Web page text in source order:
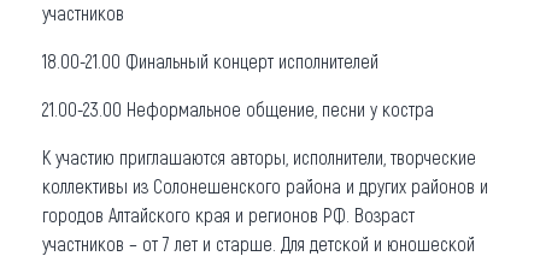
участников
18.00-21.00 Финальный концерт исполнителей
21.00-23.00 Неформальное общение, песни у костра
К участию приглашаются авторы, исполнители, творческие
коллективы из Солонешенского района и других районов и
городов Алтайского края и регионов РФ. Возраст
участников – от 7 лет и старше. Для детской и юношеской